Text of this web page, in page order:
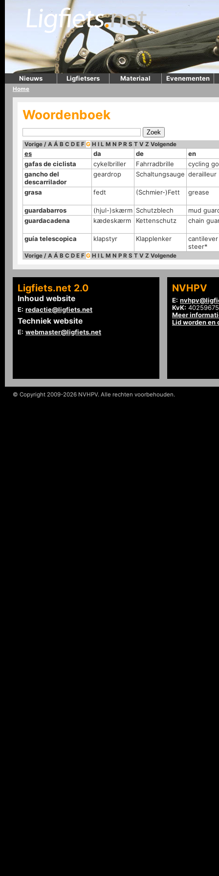
Nieuws Ligfietsers Materiaal Evenementen
Home
Woordenboek
Vorige / A Á B C D E F G H I L M N P R S T V Z Volgende
es da de
en
gafas de ciclista
cykelbriller Fahrradbrille
cycling
gancho del
descarrilador
geardrop Schaltungsauge derailleur
grasa fedt (Schmier-)Fett grease
guardabarros (hjul-)skærm Schutzblech
mud
guardacadena
kædeskærm Kettenschutz chain
guía telescopica klapstyr Klapplenker
steer*
Vorige / A Á B C D E F G H I L M N P R S T V Z Volgende
Ligfiets.net 2.0
Inhoud website
E: redactie@ligfiets.net
Techniek website
E: webmaster@ligfiets.net
NVHPV
E:
KvK: 40259675
Meer
Lid worden en
© Copyright 2009-2026 NVHPV. Alle rechten voorbehouden.